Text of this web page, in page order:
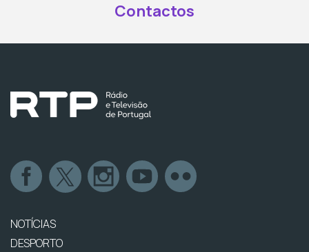
Contactos
NOTÍCIAS
DESPORTO